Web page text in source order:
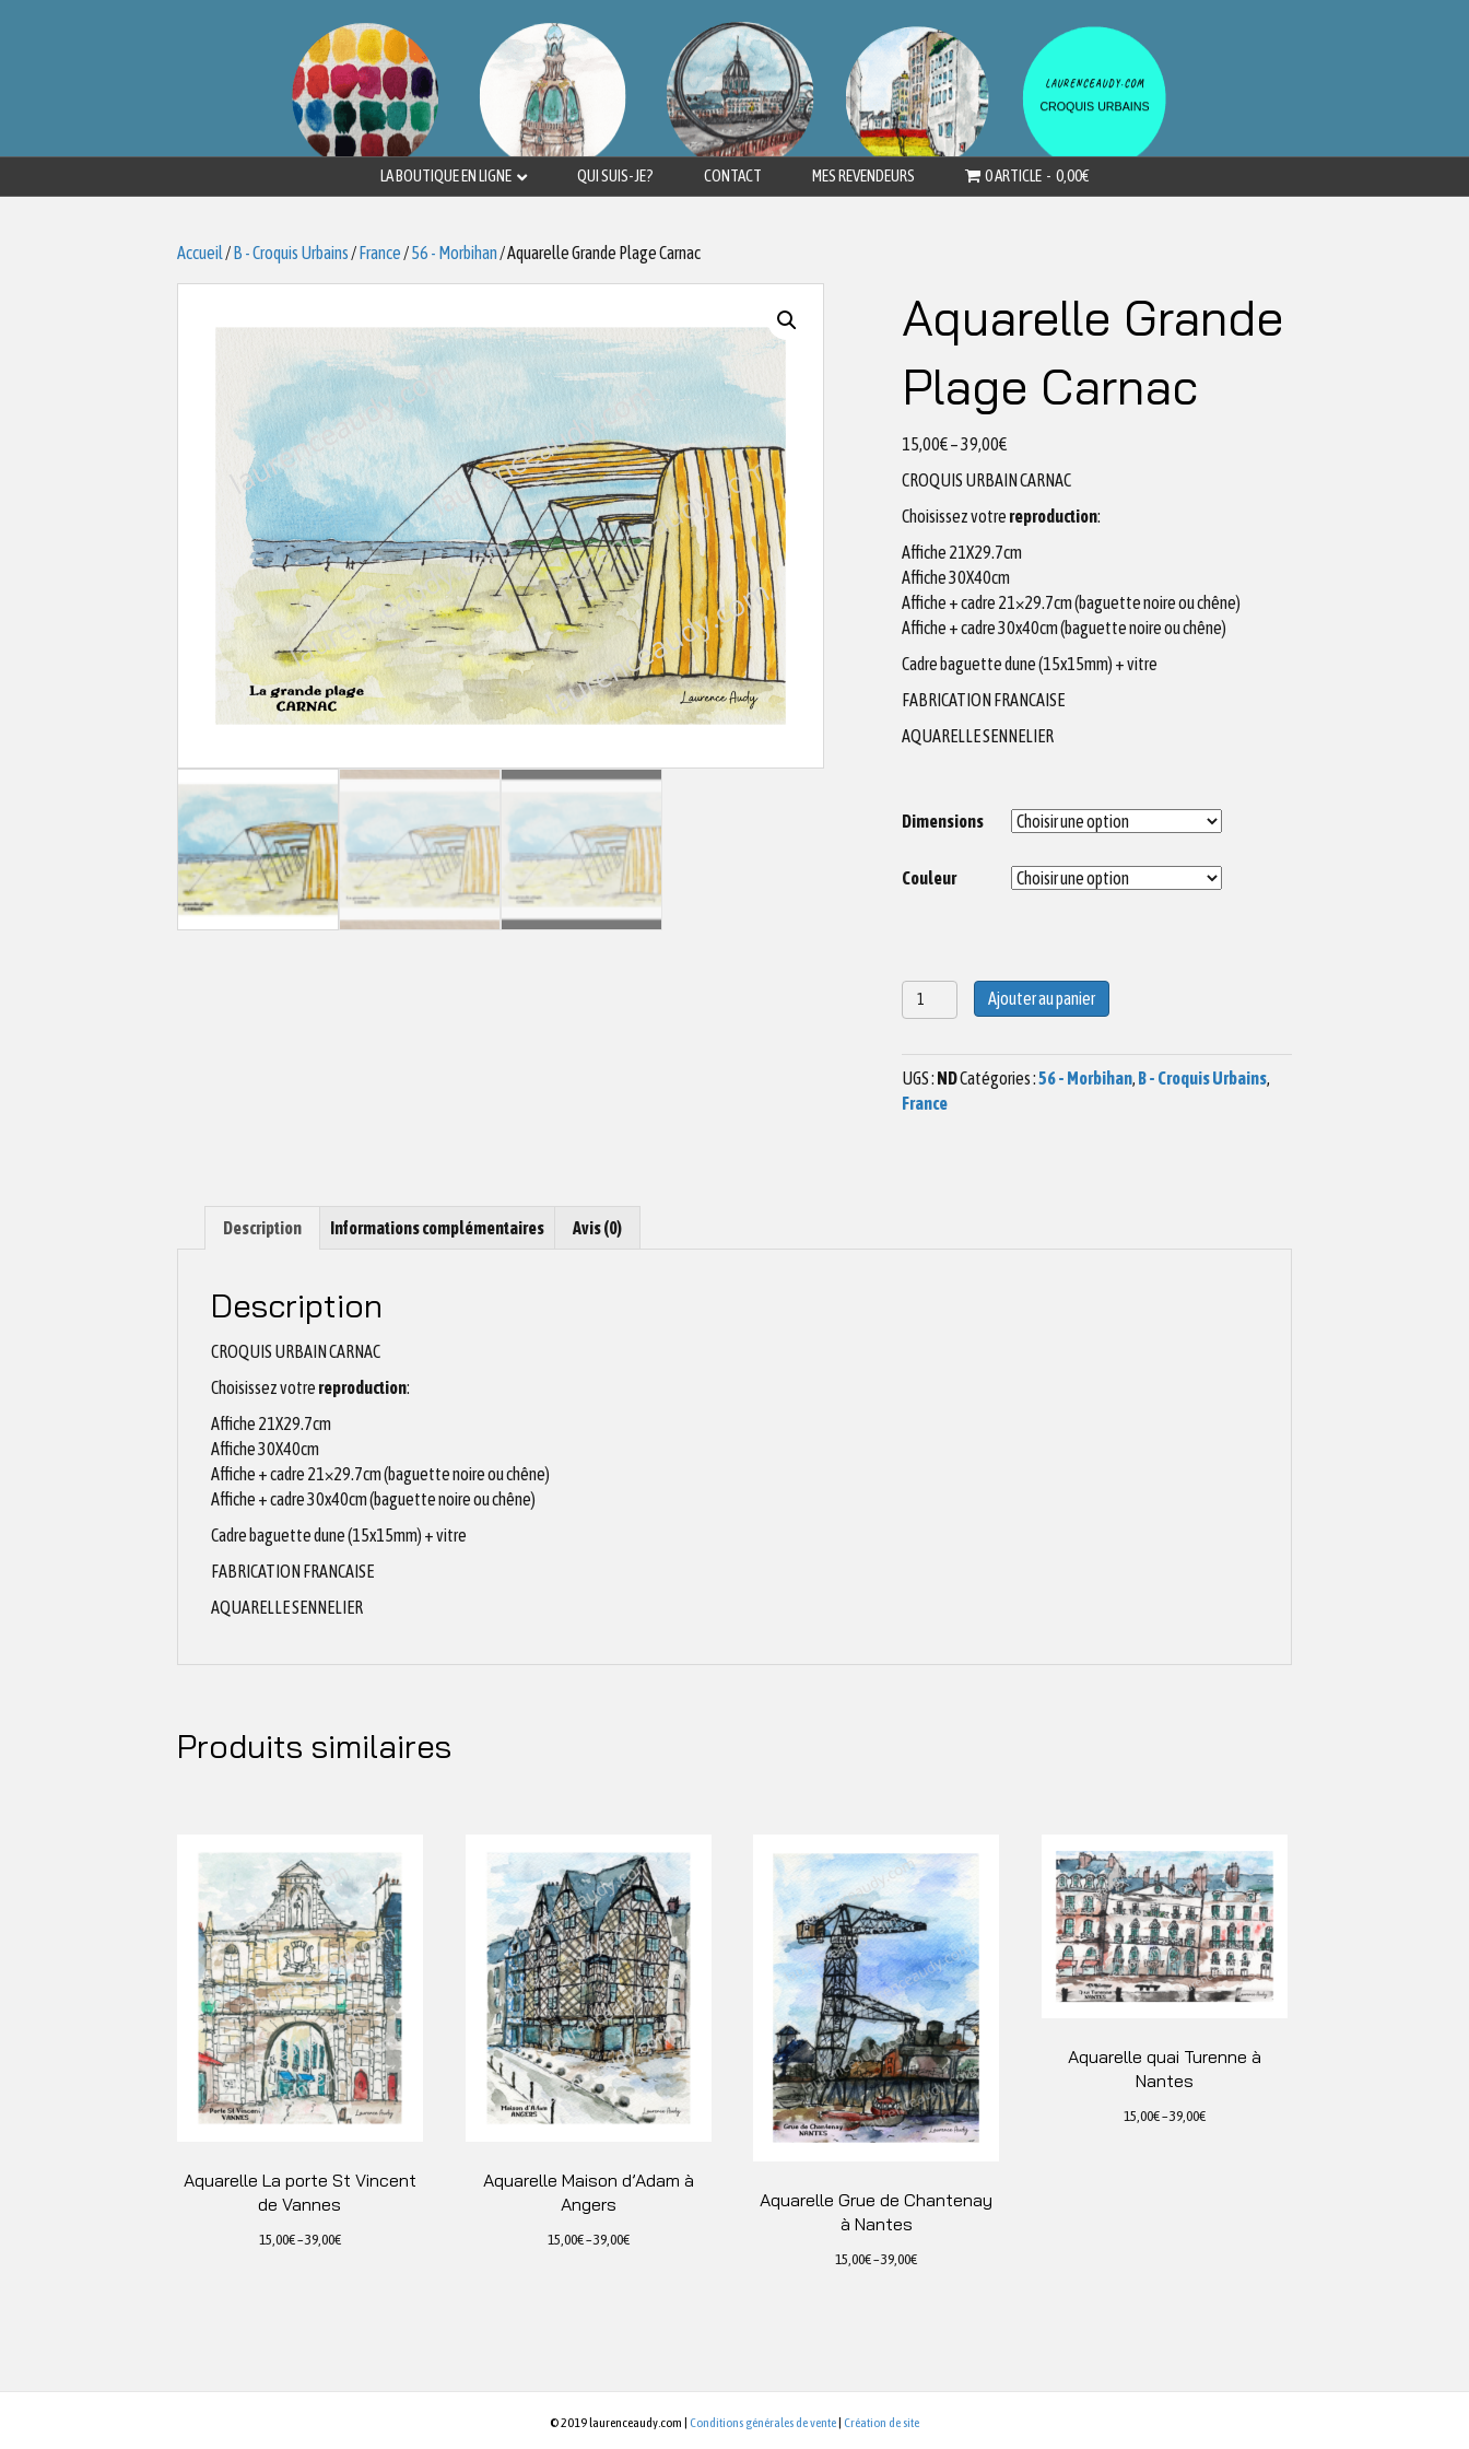
LA BOUTIQUE EN LIGNE QUI SUIS-JE? CONTACT MES REVENDEURS 0 ARTICLE 0,00€
Accueil /B - Croquis Urbains /France /56 - Morbihan / Aquarelle Grande Plage Carnac
Aquarelle Grande
Plage Carnac
15,00€–39,00€
CROQUIS URBAIN CARNAC
Choisissez votre reproduction:
Affiche 21X29.7cm
Affiche 30X40cm
Affiche + cadre 21×29.7cm (baguette noire ou chêne)
Affiche + cadre 30x40cm (baguette noire ou chêne)
Cadre baguette dune (15x15mm) + vitre
FABRICATION FRANCAISE
AQUARELLE SENNELIER
Dimensions
Couleur
quantité
de
Ajouter au panier
UGS : NDCatégories : 56 - Morbihan B - Croquis Urbains
France
Description Informations complémentaires Avis (0)
Description
CROQUIS URBAIN CARNAC
Choisissez votre reproduction:
Affiche 21X29.7cm
Affiche 30X40cm
Affiche + cadre 21×29.7cm (baguette noire ou chêne)
Affiche + cadre 30x40cm (baguette noire ou chêne)
Cadre baguette dune (15x15mm) + vitre
FABRICATION FRANCAISE
AQUARELLE SENNELIER
Produits similaires
Aquarelle La porte St Vincent
de Vannes
15,00€–39,00€
Les
Aquarelle Maison d’Adam à
Angers
15,00€–39,00€
Les
options
Aquarelle Grue de Chantenay
à Nantes
15,00€–39,00€
variations.
Les
Aquarelle quai Turenne à
Nantes
15,00€–39,00€
sur
© 2019 laurenceaudy.com | Conditions générales de vente Création de site